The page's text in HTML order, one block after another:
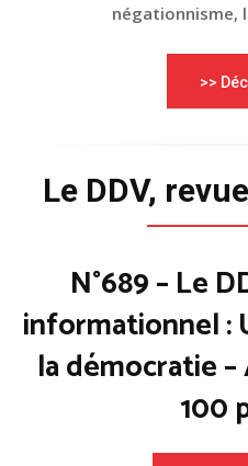
négationnisme,
>>
Le DDV,
N°689 – Le
informationnel :
la démocratie
100